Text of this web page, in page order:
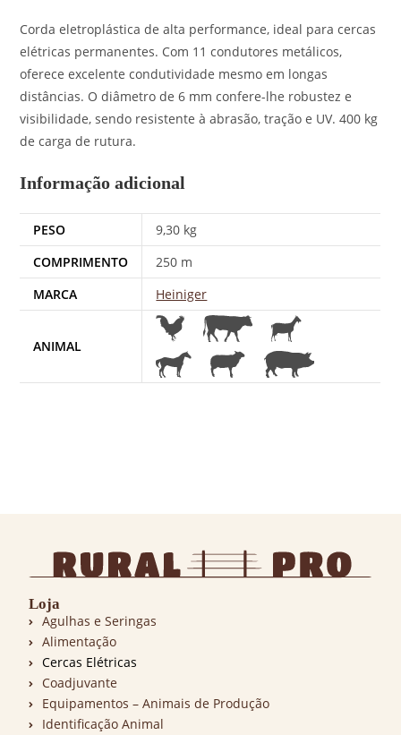
Corda eletroplástica de alta performance, ideal para cercas
elétricas permanentes. Com 11 condutores metálicos,
oferece excelente condutividade mesmo em longas
distâncias. O diâmetro de 6 mm confere-lhe robustez e
visibilidade, sendo resistente à abrasão, tração e UV. 400 kg
de carga de rutura.
Informação adicional
PESO
9,30 kg
COMPRIMENTO
250 m
MARCA
Heiniger
ANIMAL
Loja
Agulhas e Seringas
Alimentação
Cercas Elétricas
Coadjuvante
Equipamentos – Animais de Produção
Identificação Animal